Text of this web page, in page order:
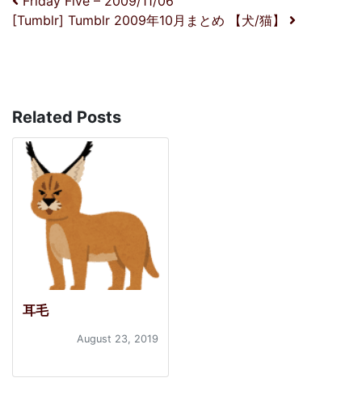
[Tumblr] Tumblr 2009年10月まとめ 【犬/猫】
Related Posts
耳毛
August 23, 2019